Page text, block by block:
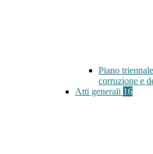
Piano
corruzione e
Atti generali 16